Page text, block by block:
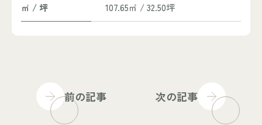
㎡ / 坪 107.65㎡ / 32.50坪
前の記事 次の記事